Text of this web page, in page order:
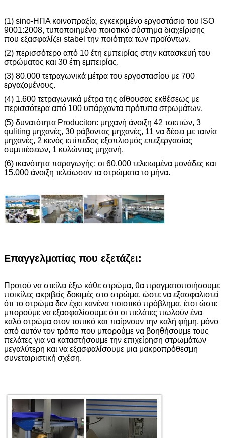
(1) sino-ΗΠΑ κοινοπραξία, εγκεκριμένο εργοστάσιο του ISO
9001:2008, τυποποιημένο ποιοτικό σύστημα διαχείρισης
που εξασφαλίζει stabel την ποιότητα των προϊόντων.
(2) περισσότερο από 10 έτη εμπειρίας στην κατασκευή του
στρώματος και 30 έτη εμπειρίας.
(3) 80.000 τετραγωνικά μέτρα του εργοστασίου με 700
εργαζομένους.
(4) 1.600 τετραγωνικά μέτρα της αίθουσας εκθέσεως με
περισσότερα από 100 υπάρχοντα πρότυπα στρωμάτων.
(5) δυνατότητα Produciton: μηχανή άνοιξη 42 τσεπών, 3
quliting μηχανές, 30 ράβοντας μηχανές, 11 να δέσει με ταινία
μηχανές, 2 κενός επίπεδος εξοπλισμός επεξεργασίας
συμπιέσεων, 1 κυλώντας μηχανή.
(6) ικανότητα παραγωγής: οι 60.000 τελειωμένα μονάδες και
15.000 άνοιξη τελείωσαν τα στρώματα το μήνα.
Επαγγελματίας που εξετάζει:
Προτού να στείλει έξω κάθε στρώμα, θα πραγματοποιήσουμε
ποικίλες ακριβείς δοκιμές στο στρώμα, ώστε να εξασφαλιστεί
ότι το στρώμα δεν έχει κανένα ποιοτικό πρόβλημα, έτσι ώστε
μπορούμε να εξασφαλίσουμε ότι οι πελάτες πωλούν ένα
καλό στρώμα στον τοπικό και παίρνουν την καλή φήμη, μόνο
από αυτόν τον τρόπο που μπορούμε να βοηθήσουμε τους
πελάτες για να καταστήσουμε την επιχείρηση στρωμάτων
μεγαλύτερη και να εξασφαλίσουμε μια μακροπρόθεσμη
συνεταιριστική σχέση.